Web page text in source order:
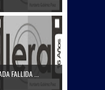
FALLIDA ...